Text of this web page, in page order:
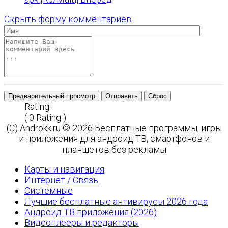
Скрыть форму комментариев
Предварительный просмотр Отправить Сброс
Rating:
( 0 Rating )
(C) Androkk.ru © 2026 Бесплатные программы, игры
и приложения для андроид ТВ, смартфонов и
планшетов без рекламы
Карты и навигация
Интернет / Связь
Системные
Лучшие бесплатные антивирусы 2026 года
Андроид ТВ приложения (2026)
Видеоплееры и редакторы